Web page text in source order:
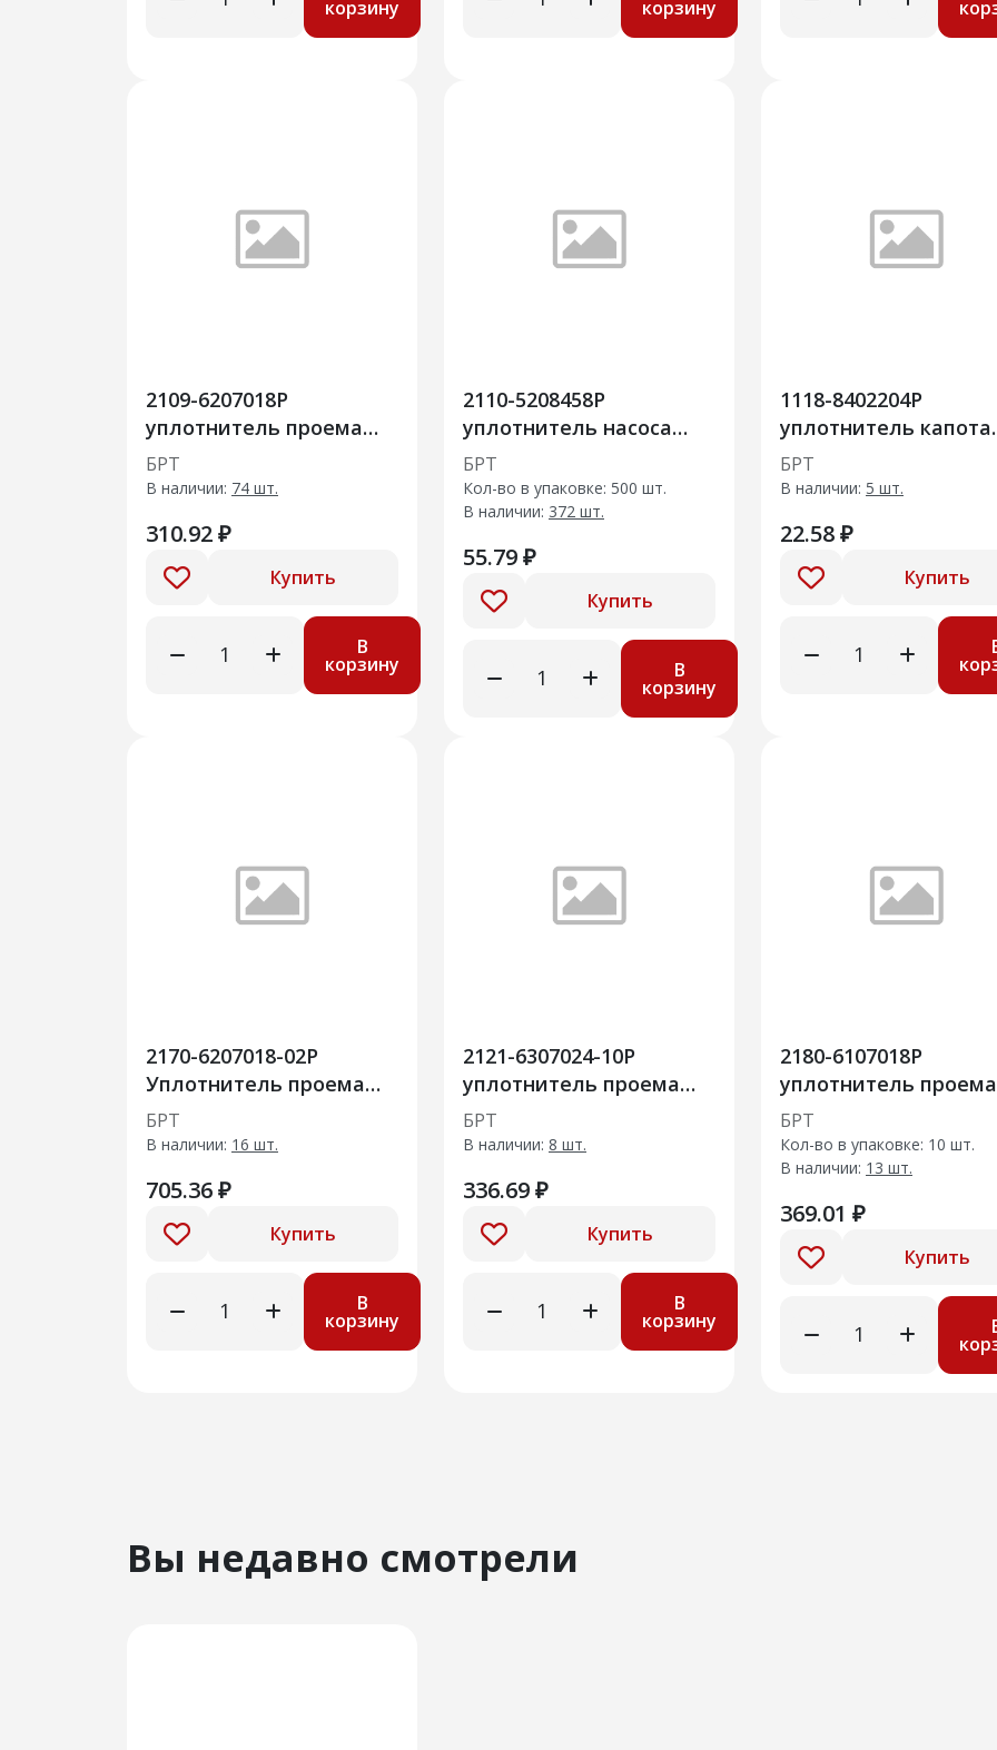
корзину корзину
2109-6207018Р
уплотнитель проема
двери 20шт
БРТ
В наличии: 74 шт.
310.92 ₽
Купить
В
корзину
2110-5208458Р
уплотнитель насоса
омывателя
БРТ
Кол-во в упаковке: 500 шт.
В наличии: 372 шт.
55.79 ₽
Купить
В
корзину
1118-8402204Р
уплотнитель капота
передний
БРТ
В наличии: 5 шт.
22.58 ₽
Купить
2170-6207018-02Р
Уплотнитель проема
задней двери L=3115
стыков. 10шт
БРТ
В наличии: 16 шт.
705.36 ₽
Купить
В
корзину
2121-6307024-10Р
уплотнитель проема
двери задка
БРТ
В наличии: 8 шт.
336.69 ₽
Купить
В
корзину
2180-6107018Р
уплотнитель проема
передней двери
БРТ
Кол-во в упаковке: 10 шт.
В наличии: 13 шт.
369.01 ₽
Купить
Вы недавно смотрели